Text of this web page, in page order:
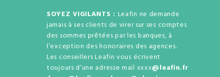
SOYEZ VIGILANTS : Leafin ne demande
jamais à ses clients de virer sur ses comptes
des sommes prêtées par les banques, à
l’exception des honoraires des agences.
Les conseillers Leafin vous écrivent
toujours d’une adresse mail xxxx@leafin.fr